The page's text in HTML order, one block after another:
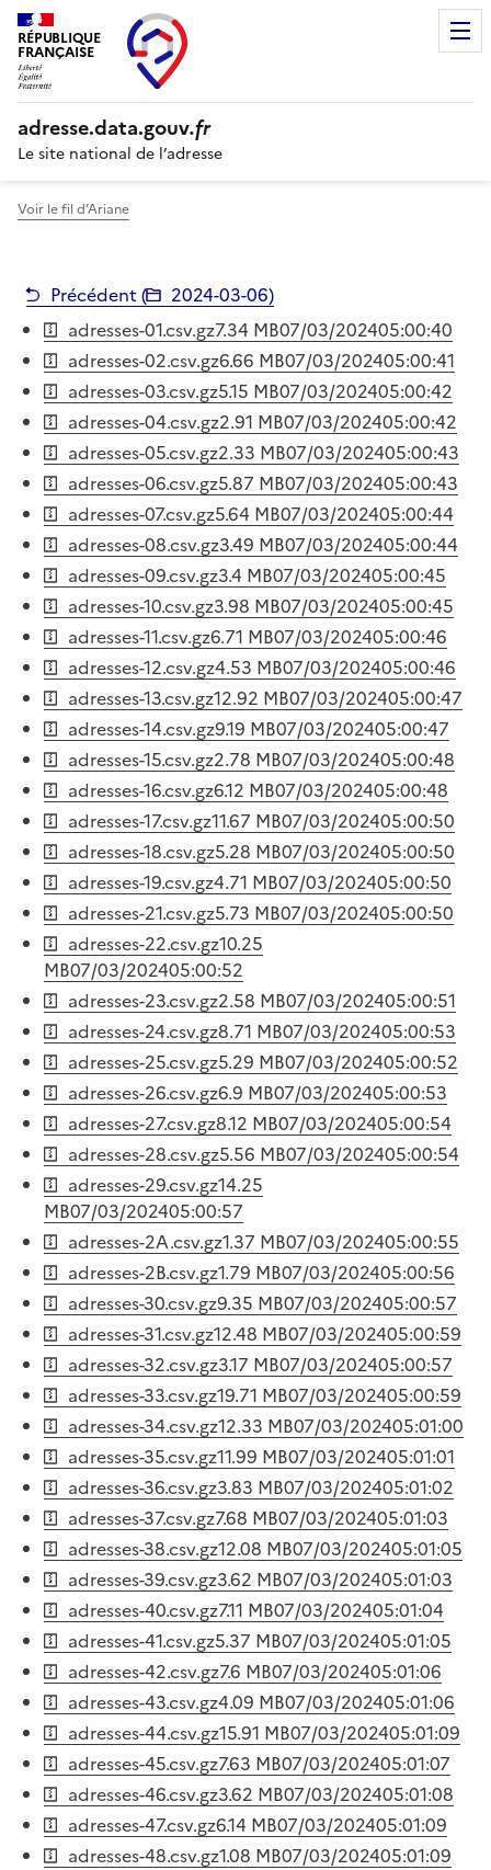
RÉPUBLIQUE
FRANÇAISE
adresse.data.gouv.fr
Le site national de l’adresse
Voir le fil d’Ariane
Précédent ( 2024-03-06)
adresses-01.csv.gz7.34 MB07/03/202405:00:40
adresses-02.csv.gz6.66 MB07/03/202405:00:41
adresses-03.csv.gz5.15 MB07/03/202405:00:42
adresses-04.csv.gz2.91 MB07/03/202405:00:42
adresses-05.csv.gz2.33 MB07/03/202405:00:43
adresses-06.csv.gz5.87 MB07/03/202405:00:43
adresses-07.csv.gz5.64 MB07/03/202405:00:44
adresses-08.csv.gz3.49 MB07/03/202405:00:44
adresses-09.csv.gz3.4 MB07/03/202405:00:45
adresses-10.csv.gz3.98 MB07/03/202405:00:45
adresses-11.csv.gz6.71 MB07/03/202405:00:46
adresses-12.csv.gz4.53 MB07/03/202405:00:46
adresses-13.csv.gz12.92 MB07/03/202405:00:47
adresses-14.csv.gz9.19 MB07/03/202405:00:47
adresses-15.csv.gz2.78 MB07/03/202405:00:48
adresses-16.csv.gz6.12 MB07/03/202405:00:48
adresses-17.csv.gz11.67 MB07/03/202405:00:50
adresses-18.csv.gz5.28 MB07/03/202405:00:50
adresses-19.csv.gz4.71 MB07/03/202405:00:50
adresses-21.csv.gz5.73 MB07/03/202405:00:50
adresses-22.csv.gz10.25
MB07/03/202405:00:52
adresses-23.csv.gz2.58 MB07/03/202405:00:51
adresses-24.csv.gz8.71 MB07/03/202405:00:53
adresses-25.csv.gz5.29 MB07/03/202405:00:52
adresses-26.csv.gz6.9 MB07/03/202405:00:53
adresses-27.csv.gz8.12 MB07/03/202405:00:54
adresses-28.csv.gz5.56 MB07/03/202405:00:54
adresses-29.csv.gz14.25
MB07/03/202405:00:57
adresses-2A.csv.gz1.37 MB07/03/202405:00:55
adresses-2B.csv.gz1.79 MB07/03/202405:00:56
adresses-30.csv.gz9.35 MB07/03/202405:00:57
adresses-31.csv.gz12.48 MB07/03/202405:00:59
adresses-32.csv.gz3.17 MB07/03/202405:00:57
adresses-33.csv.gz19.71 MB07/03/202405:00:59
adresses-34.csv.gz12.33 MB07/03/202405:01:00
adresses-35.csv.gz11.99 MB07/03/202405:01:01
adresses-36.csv.gz3.83 MB07/03/202405:01:02
adresses-37.csv.gz7.68 MB07/03/202405:01:03
adresses-38.csv.gz12.08 MB07/03/202405:01:05
adresses-39.csv.gz3.62 MB07/03/202405:01:03
adresses-40.csv.gz7.11 MB07/03/202405:01:04
adresses-41.csv.gz5.37 MB07/03/202405:01:05
adresses-42.csv.gz7.6 MB07/03/202405:01:06
adresses-43.csv.gz4.09 MB07/03/202405:01:06
adresses-44.csv.gz15.91 MB07/03/202405:01:09
adresses-45.csv.gz7.63 MB07/03/202405:01:07
adresses-46.csv.gz3.62 MB07/03/202405:01:08
adresses-47.csv.gz6.14 MB07/03/202405:01:09
adresses-48.csv.gz1.08 MB07/03/202405:01:09